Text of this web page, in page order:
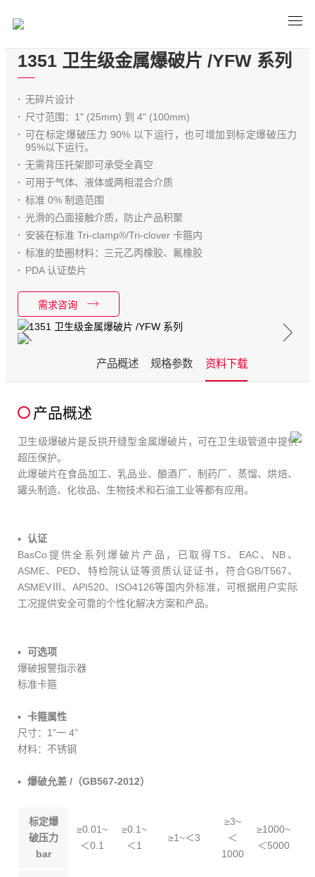
1351 卫生级金属爆破片 /YFW 系列
无碎片设计
尺寸范围：1" (25mm) 到 4" (100mm)
可在标定爆破压力 90% 以下运行，也可增加到标定爆破压力
95%以下运行。
无需背压托架即可承受全真空
可用于气体、液体或两相混合介质
标准 0% 制造范围
光滑的凸面接触介质，防止产品积聚
安装在标准 Tri-clamp®/Tri-clover 卡箍内
标准的垫圈材料：三元乙丙橡胶、氟橡胶
PDA 认证垫片
需求咨询
产品概述 规格参数 资料下载
产品概述
卫生级爆破片是反拱开缝型金属爆破片，可在卫生级管道中提供
超压保护。
此爆破片在食品加工、乳品业、酿酒厂、制药厂、蒸馏、烘焙、
罐头制造、化妆品、生物技术和石油工业等都有应用。
认证
BasCo提供全系列爆破片产品，已取得TS、EAC、NB、
ASME、PED、特检院认证等资质认证证书，符合GB/T567、
ASMEVⅢ、API520、ISO4126等国内外标准，可根据用户实际
工况提供安全可靠的个性化解决方案和产品。
可选项
爆破报警指示器
标准卡箍
卡箍属性
尺寸：1”一 4”
材料：不锈钢
爆破允差 /（GB567-2012）
标定爆
破压力
bar
≥0.01~
＜0.1
≥0.1~
＜1
≥1~＜3
≥3~
＜
1000
≥1000~
＜5000